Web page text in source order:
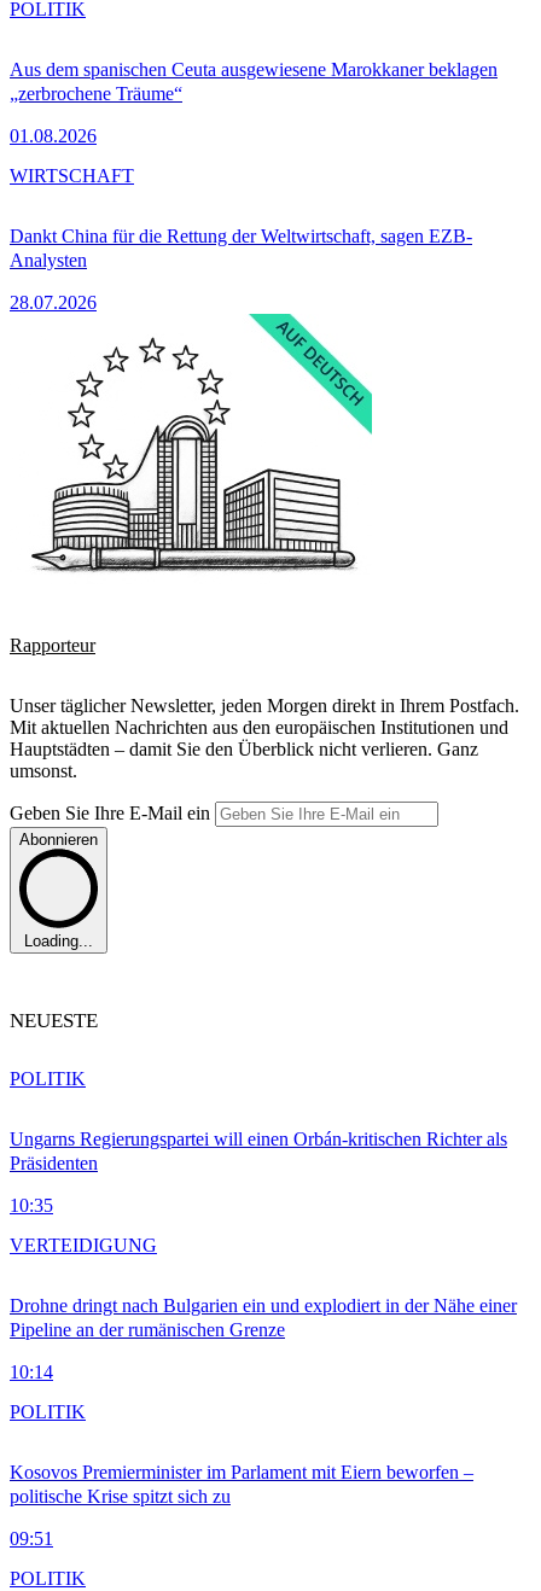
Aus dem spanischen Ceuta ausgewiesene Marokkaner beklagen
„zerbrochene Träume“
01.08.2026
POLITIK
Dankt China für die Rettung der Weltwirtschaft, sagen EZB-
Analysten
28.07.2026
WIRTSCHAFT
Rapporteur
Unser täglicher Newsletter, jeden Morgen direkt in Ihrem Postfach.
Mit aktuellen Nachrichten aus den europäischen Institutionen und
Hauptstädten – damit Sie den Überblick nicht verlieren. Ganz
umsonst.
Geben Sie Ihre E-Mail ein
Abonnieren
Loading...
NEUESTE
Ungarns Regierungspartei will einen Orbán-kritischen Richter als
Präsidenten
10:35
POLITIK
Drohne dringt nach Bulgarien ein und explodiert in der Nähe einer
Pipeline an der rumänischen Grenze
10:14
VERTEIDIGUNG
Kosovos Premierminister im Parlament mit Eiern beworfen –
politische Krise spitzt sich zu
09:51
POLITIK
POLITIK